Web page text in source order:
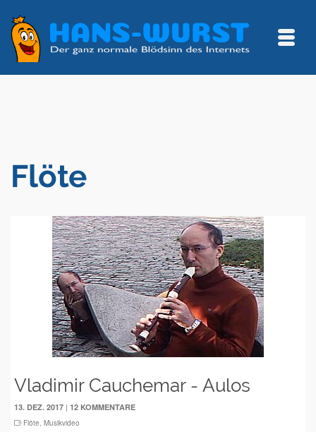
Flöte
Vladimir Cauchemar - Aulos
13. DEZ. 2017 | 12 KOMMENTARE
Flöte, Musikvideo